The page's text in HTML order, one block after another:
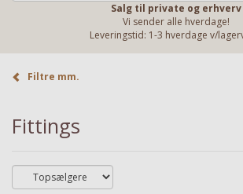
Salg til private og erhverv
Vi sender alle hverdage!
Leveringstid: 1-3 hverdage v/
Filtre mm.
Fittings